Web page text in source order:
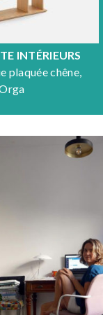
INTÉRIEURS
plaquée chêne,